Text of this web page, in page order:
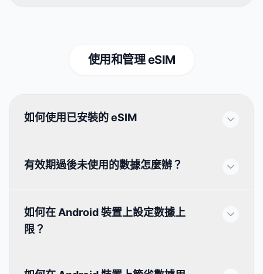
使用和管理 eSIM
如何使用已安裝的 eSIM
有效期過後未使用的數據怎麼辦？
如何在 Android 裝置上設定數據上
限？